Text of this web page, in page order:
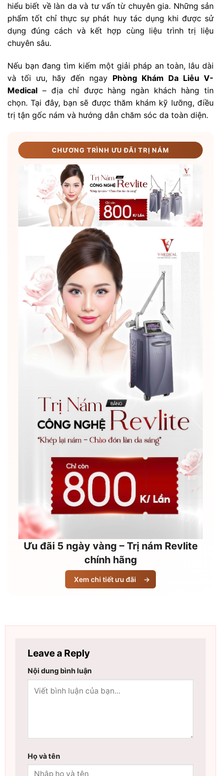
hiểu biết về làn da và tư vấn từ chuyên gia. Những sản
phẩm tốt chỉ thực sự phát huy tác dụng khi được sử
dụng đúng cách và kết hợp cùng liệu trình trị liệu
chuyên sâu.
Nếu bạn đang tìm kiếm một giải pháp an toàn, lâu dài
và tối ưu, hãy đến ngay Phòng Khám Da Liễu V-
Medical – địa chỉ được hàng ngàn khách hàng tin
chọn. Tại đây, bạn sẽ được thăm khám kỹ lưỡng, điều
trị tận gốc nám và hướng dẫn chăm sóc da toàn diện.
CHƯƠNG TRÌNH ƯU ĐÃI TRỊ NÁM
Ưu đãi 5 ngày vàng – Trị nám Revlite
chính hãng
Xem chi tiết ưu đãi →
Leave a Reply
Nội dung bình luận
Họ và tên